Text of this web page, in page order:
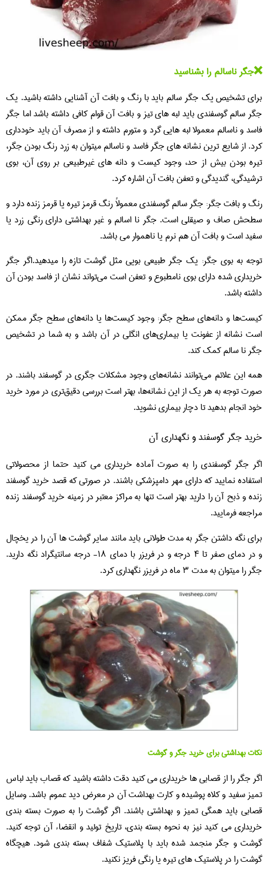
❌جگر ناسالم را بشناسید
برای تشخیص یک جگر سالم باید با رنگ و بافت آن آشنایی داشته باشید. یک
جگر سالم گوسفندی باید لبه های تیز و بافت آن قوام کافی داشته باشد اما جگر
فاسد و ناسالم معمولا لبه هایی گرد و متورم داشته و از مصرف آن باید خودداری
کرد. از شایع ترین نشانه های جگر فاسد و ناسالم میتوان به زرد رنگ بودن جگر،
تیره بودن بیش از حد، وجود کیست و دانه های غیرطبیعی بر روی آن، بوی
ترشیدگی، گندیدگی و تعفن بافت آن اشاره کرد.
رنگ و بافت جگر: جگر سالم گوسفندی معمولاً رنگ قرمز تیره یا قرمز زنده دارد و
سطحش صاف و صیقلی است. جگر نا اسالم و غیر بهداشتی دارای رنگی زرد یا
سفید است و بافت آن هم نرم یا ناهموار می باشد.
توجه به بوی جگر: یک جگر طبیعی بویی مثل گوشت تازه را میدهید.اگر جگر
خریداری شده دارای بوی نامطبوع و تعفن است می‌تواند نشان از فاسد بودن آن
داشته باشد.
کیست‌ها و دانه‌های سطح جگر: وجود کیست‌ها یا دانه‌های سطح جگر ممکن
است نشانه از عفونت یا بیماری‌های انگلی در آن باشد و به شما در تشخیص
جگر نا سالم کمک کند.
همه این علائم می‌توانند نشانه‌های وجود مشکلات جگری در گوسفند باشند. در
صورت توجه به هر یک از این نشانه‌ها، بهتر است بررسی دقیق‌تری در مورد خرید
خود انجام بدهید تا دچار بیماری نشوید.
خرید جگر گوسفند و نگهداری آن
اگر جگر گوسفندی را به صورت آماده خریداری می کنید حتما از محصولاتی
استفاده نمایید که دارای مهر دامپزشکی باشند. در صورتی که قصد خرید گوسفند
زنده و ذبح آن را دارید بهتر است تنها به مراکز معتبر در زمینه خرید گوسفند زنده
مراجعه فرمایید.
برای نگه داشتن جگر به مدت طولانی باید مانند سایر گوشت ها آن را در یخچال
و در دمای صفر تا ۴ درجه و در فریزر با دمای ۱۸- درجه سانتیگراد نگه دارید.
جگر را میتوان به مدت ۳ ماه در فریزر نگهداری کرد.
نکات بهداشتی برای خرید جگر و گوشت
اگر جگر را از قصابی ها خریداری می کنید دقت داشته باشید که قصاب باید لباس
تمیز سفید و کلاه پوشیده و کارت بهداشت آن در معرض دید عموم باشد. وسایل
قصابی باید همگی تمیز و بهداشتی باشند. اگر گوشت را به صورت بسته بندی
خریداری می کنید نیز به نحوه بسته بندی، تاریخ تولید و انقضاء آن توجه کنید.
گوشت و جگر منجمد شده باید با پلاستیک شفاف بسته بندی شود. هیچگاه
گوشت را در پلاستیک های تیره یا رنگی فریز نکنید.